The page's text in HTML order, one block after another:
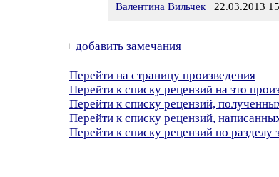
Валентина Вильчек 22.03.2013
+ добавить замечания
Перейти на страницу произведения
Перейти к списку рецензий на это
Перейти к списку рецензий,
Перейти к списку рецензий,
Перейти к списку рецензий по разделу